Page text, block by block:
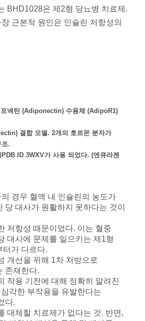
BHD1028은 제2형 당뇨병 치료제.
근본적 원인은 인슐린 저항성의
넥틴 (Adiponectin) 수용체 (AdipoR1)
결합 모델. 2개의 호르몬 분자가
조.
ID 3WXV가 사용 되었다. (엔큐라젠
경우 혈액 내 인슐린의 농도가
당 대사가 원활하지 못하다는 것이
저항성 때문이었다. 이는 혈중
대사에 문제를 일으키는 제1형
터가 다르다.
개선을 위해 1차 처방으로
존재한다.
작용 기전에 대해 정확히 알려진
각한 부작용을 유발한다는
다.
대체할 치료제가 없다는 것. 반면,